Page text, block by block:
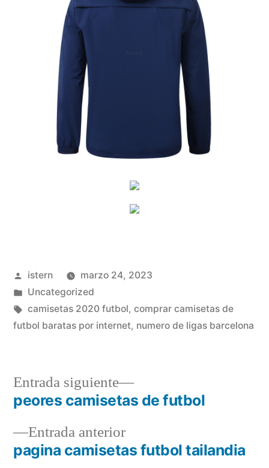
Publicado
por
istern
marzo 24, 2023
Publicado
en
Uncategorized
Etiquetas:
camisetas 2020 futbol, comprar camisetas de
futbol baratas por internet, numero de ligas barcelona
Navegación
deEntrada anteriorEntrada
anterior:
pagina camisetas futbol tailandia
Entrada siguiente
Entrada
siguiente:
peores camisetas de futbol